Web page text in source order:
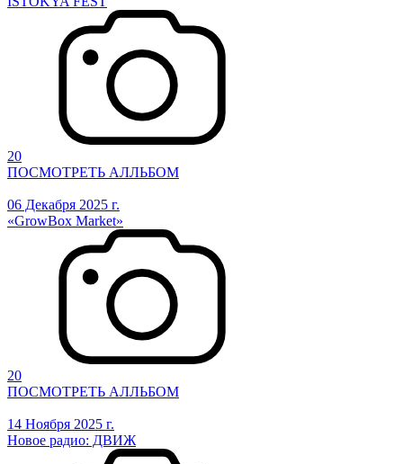
20
ПОСМОТРЕТЬ АЛЛЬБОМ
06 Декабря 2025 г.
«GrowBox Market»
20
ПОСМОТРЕТЬ АЛЛЬБОМ
14 Ноября 2025 г.
Новое радио: ДВИЖ